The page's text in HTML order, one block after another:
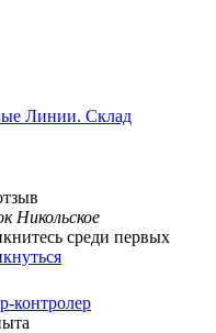
Линии. Склад
Никольское
среди первых
контролер